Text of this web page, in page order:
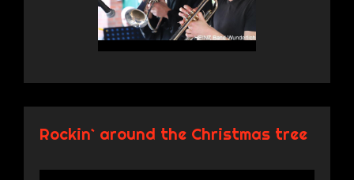
Rockin` around the Christmas tree